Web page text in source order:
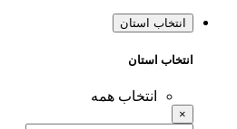
انتخاب استان
انتخاب استان
انتخاب همه
×